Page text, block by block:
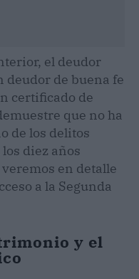
el deudor
deudor de buena fe
certificado de
que no ha
de los delitos
diez años
en detalle
a la Segunda
y el